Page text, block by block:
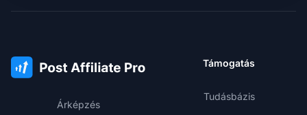
Árképzés
Támogatás
Tudásbázis